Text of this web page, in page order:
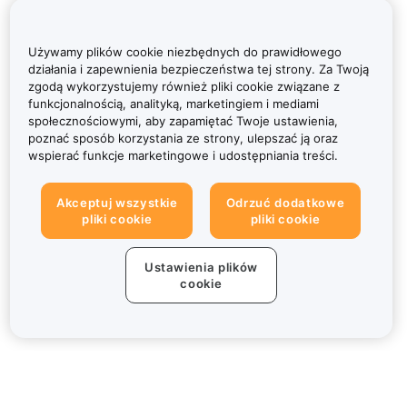
Używamy plików cookie niezbędnych do prawidłowego
działania i zapewnienia bezpieczeństwa tej strony. Za Twoją
zgodą wykorzystujemy również pliki cookie związane z
funkcjonalnością, analityką, marketingiem i mediami
społecznościowymi, aby zapamiętać Twoje ustawienia,
poznać sposób korzystania ze strony, ulepszać ją oraz
wspierać funkcje marketingowe i udostępniania treści.
Akceptuj wszystkie
pliki cookie
Odrzuć dodatkowe
pliki cookie
Ustawienia plików
cookie